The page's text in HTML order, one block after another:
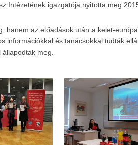
Intézetének igazgatója nyitotta meg
hanem az előadások után a kelet-
információkkal és tanácsokkal tudták
meg.